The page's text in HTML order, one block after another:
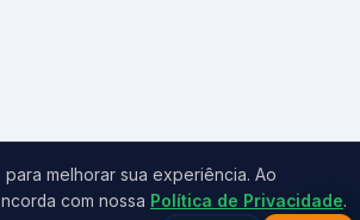
melhorar sua experiência. Ao
com nossa Política de Privacidade.